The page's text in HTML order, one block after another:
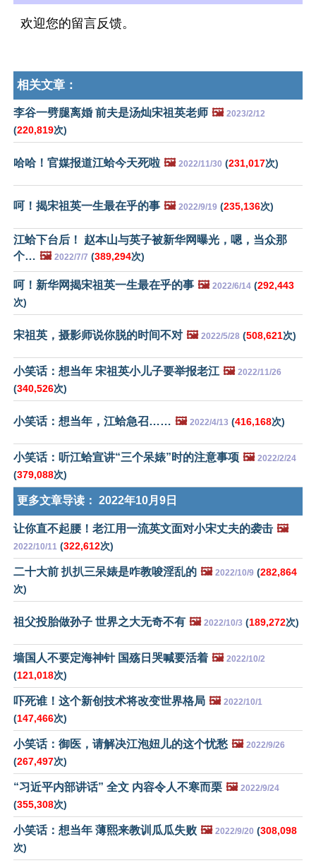
欢迎您的留言反馈。
相关文章：
李谷一劈腿离婚 前夫是汤灿宋祖英老师 🖼️ 2023/2/12
(220,819次)
哈哈！官媒报道江蛤今天死啦 🖼️ 2022/11/30 (231,017次)
呵！揭宋祖英一生最在乎的事 🖼️ 2022/9/19 (235,136次)
江蛤下台后！ 赵本山与英子被新华网曝光，嗯，当众那
个… 🖼️ 2022/7/7 (389,294次)
呵！新华网揭宋祖英一生最在乎的事 🖼️ 2022/6/14 (292,443
次)
宋祖英，摄影师说你脱的时间不对 🖼️ 2022/5/28 (508,621次)
小笑话：想当年 宋祖英小儿子要举报老江 🖼️ 2022/11/26
(340,526次)
小笑话：想当年，江蛤急召…… 🖼️ 2022/4/13 (416,168次)
小笑话：听江蛤宣讲“三个呆婊”时的注意事项 🖼️ 2022/2/24
(379,088次)
更多文章导读： 2022年10月9日
让你直不起腰！老江用一流英文面对小宋丈夫的袭击 🖼️
2022/10/11 (322,612次)
二十大前 扒扒三呆婊是咋教唆淫乱的 🖼️ 2022/10/9 (282,864
次)
祖父投胎做孙子 世界之大无奇不有 🖼️ 2022/10/3 (189,272次)
墙国人不要定海神针 国殇日哭喊要活着 🖼️ 2022/10/2
(121,018次)
吓死谁！这个新创技术将改变世界格局 🖼️ 2022/10/1
(147,466次)
小笑话：御医，请解决江泡妞儿的这个忧愁 🖼️ 2022/9/26
(267,497次)
“习近平内部讲话” 全文 内容令人不寒而栗 🖼️ 2022/9/24
(355,308次)
小笑话：想当年 薄熙来教训瓜瓜失败 🖼️ 2022/9/20 (308,098
次)